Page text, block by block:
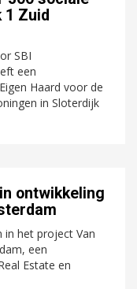
Zuid
SBI
een
Haard voor de
in Sloterdijk
ontwikkeling
in het project Van
een
Estate en